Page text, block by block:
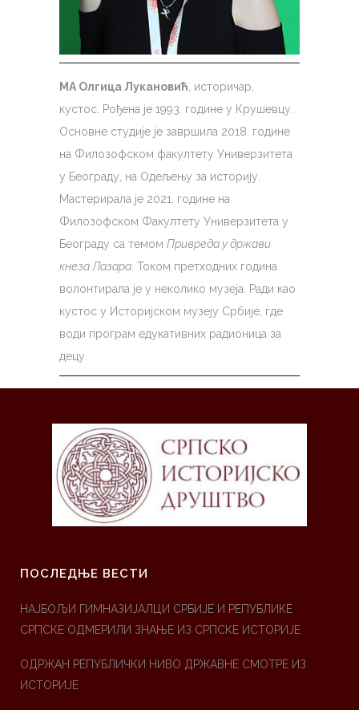
МА Олгица Лукановић , историчар,
кустос. Рођена је 1993. године у Крушевцу.
Основне студије је завршила 2018. године
на Филозофском факултету Универзитета
у Београду, на Одељењу за историју.
Мастерирала је 2021. године на
Филозофском Факултету Универзитета у
Београду са темом Привреда у држави
кнеза Лазара . Током претходних година
волонтирала је у неколико музеја. Ради као
кустос у Историјском музеју Србије, где
води програм едукативних радионица за
децу.
ПОСЛЕДЊЕ ВЕСТИ
НАЈБОЉИ ГИМНАЗИЈАЛЦИ СРБИЈЕ И РЕПУБЛИКЕ
СРПСКЕ ОДМЕРИЛИ ЗНАЊЕ ИЗ СРПСКЕ ИСТОРИЈЕ
ОДРЖАН РЕПУБЛИЧКИ НИВО ДРЖАВНЕ СМОТРЕ ИЗ
ИСТОРИЈЕ